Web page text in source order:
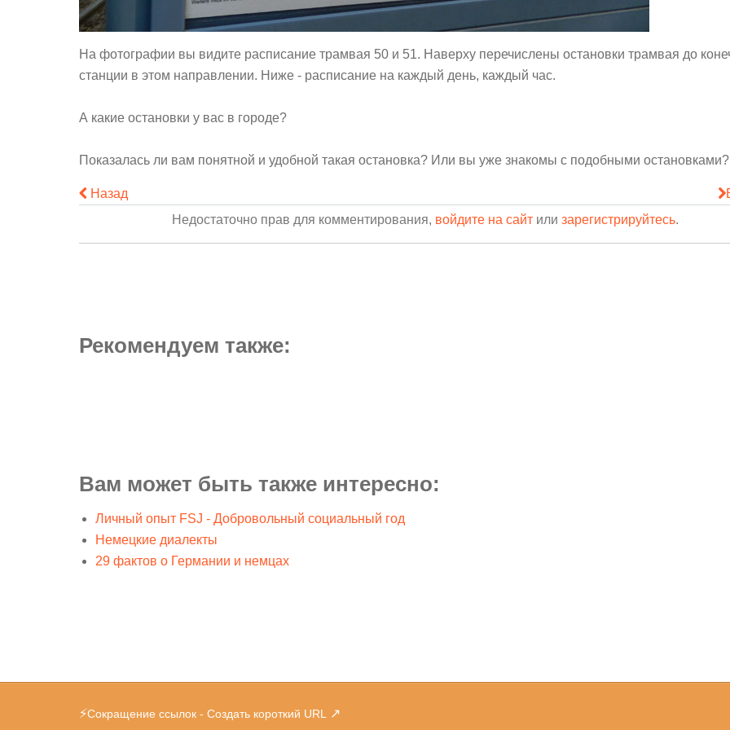
На фотографии вы видите расписание трамвая 50 и 51. Наверху перечислены остановки трамвая до
станции в этом направлении. Ниже - расписание на каждый день, каждый час.
А какие остановки у вас в городе?
Показалась ли вам понятной и удобной такая остановка? Или вы уже знакомы с подобными остановками?
Назад
Недостаточно прав для комментирования, войдите на сайт или зарегистрируйтесь.
Рекомендуем также:
Вам может быть также интересно:
Личный опыт FSJ - Добровольный социальный год
Немецкие диалекты
29 фактов о Германии и немцах
⚡Сокращение ссылок - Создать короткий URL ↗